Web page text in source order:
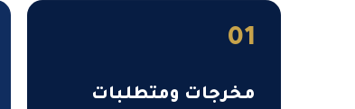
01
مخرجات ومتطلبات